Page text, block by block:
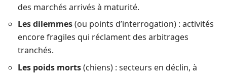
des marchés arrivés à maturité.
Les dilemmes(ou points d’interrogation) : activités
encore fragiles qui réclament des arbitrages
tranchés.
Les poids morts(chiens) : secteurs en déclin, à